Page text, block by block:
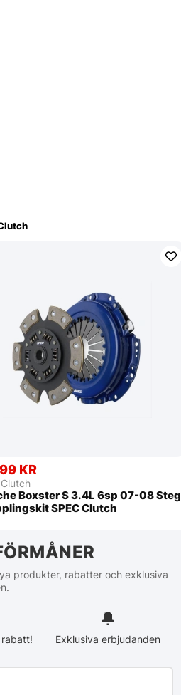
KR
Clutch
Boxster S 3.4L 6sp 07-08 Steg
SPEC Clutch
produkter, rabatter och exklusiva
🔔
Exklusiva erbjudanden